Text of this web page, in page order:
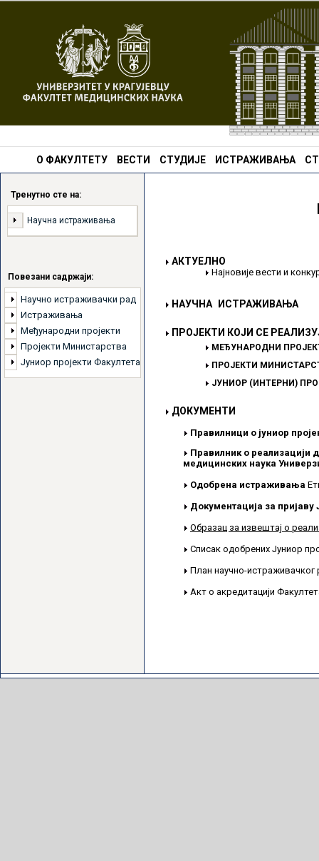
О ФАКУЛТЕТУ ВЕСТИ СТУДИЈЕ ИСТРАЖИВАЊА
Тренутно сте на:
Научна истраживања
Повезани садржаји:
Научно истраживачки рад
Истраживања
Међународни пројекти
Пројекти Министарства
Јуниор пројекти Факултета
АКТУЕЛНО
Најновије вести и
НАУЧНА ИСТРАЖИВАЊА
ПРОЈЕКТИ КОЈИ СЕ
МЕЂУНАРОДНИ
ПРОЈЕКТИ
ЈУНИОР (ИНТЕРНИ)
ДОКУМЕНТИ
Правилници о јуниор
Правилник о реализацији
медицинских наука
Одобрена истраживања
Документација за
Образац за извештај о
Списак одобрених Јуниор
План научно-истраживачког
Акт о акредитацији